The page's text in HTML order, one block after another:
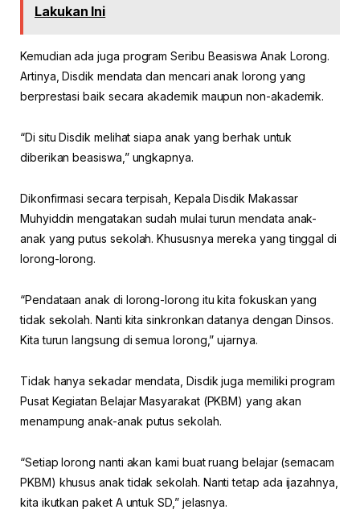
Lakukan Ini
Kemudian ada juga program Seribu Beasiswa Anak Lorong.
Artinya, Disdik mendata dan mencari anak lorong yang
berprestasi baik secara akademik maupun non-akademik.
“Di situ Disdik melihat siapa anak yang berhak untuk
diberikan beasiswa,” ungkapnya.
Dikonfirmasi secara terpisah, Kepala Disdik Makassar
Muhyiddin mengatakan sudah mulai turun mendata anak-
anak yang putus sekolah. Khususnya mereka yang tinggal di
lorong-lorong.
“Pendataan anak di lorong-lorong itu kita fokuskan yang
tidak sekolah. Nanti kita sinkronkan datanya dengan Dinsos.
Kita turun langsung di semua lorong,” ujarnya.
Tidak hanya sekadar mendata, Disdik juga memiliki program
Pusat Kegiatan Belajar Masyarakat (PKBM) yang akan
menampung anak-anak putus sekolah.
“Setiap lorong nanti akan kami buat ruang belajar (semacam
PKBM) khusus anak tidak sekolah. Nanti tetap ada ijazahnya,
kita ikutkan paket A untuk SD,” jelasnya.